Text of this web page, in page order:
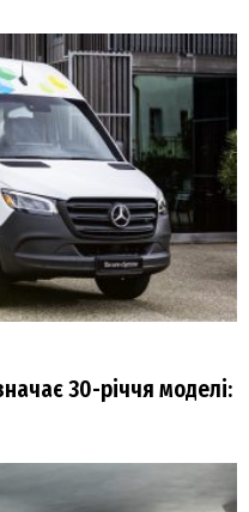
30-річчя моделі: